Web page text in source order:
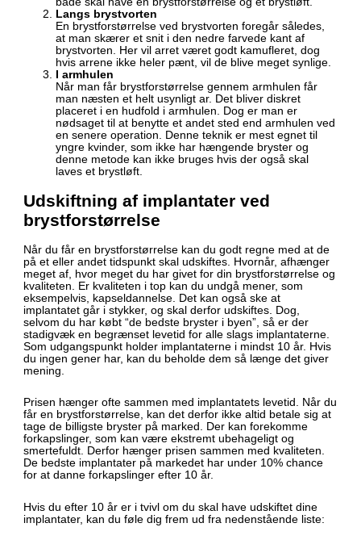
Langs brystvorten
En brystforstørrelse ved brystvorten foregår således,
at man skærer et snit i den nedre farvede kant af
brystvorten. Her vil arret været godt kamufleret, dog
hvis arrene ikke heler pænt, vil de blive meget synlige.
I armhulen
Når man får brystforstørrelse gennem armhulen får
man næsten et helt usynligt ar. Det bliver diskret
placeret i en hudfold i armhulen. Dog er man er
nødsaget til at benytte et andet sted end armhulen ved
en senere operation. Denne teknik er mest egnet til
yngre kvinder, som ikke har hængende bryster og
denne metode kan ikke bruges hvis der også skal
laves et brystløft.
Udskiftning af implantater ved
brystforstørrelse
Når du får en brystforstørrelse kan du godt regne med at de
på et eller andet tidspunkt skal udskiftes. Hvornår, afhænger
meget af, hvor meget du har givet for din brystforstørrelse og
kvaliteten. Er kvaliteten i top kan du undgå mener, som
eksempelvis, kapseldannelse. Det kan også ske at
implantatet går i stykker, og skal derfor udskiftes. Dog,
selvom du har købt “de bedste bryster i byen”, så er der
stadigvæk en begrænset levetid for alle slags implantaterne.
Som udgangspunkt holder implantaterne i mindst 10 år. Hvis
du ingen gener har, kan du beholde dem så længe det giver
mening.
Prisen hænger ofte sammen med implantatets levetid. Når du
får en brystforstørrelse, kan det derfor ikke altid betale sig at
tage de billigste bryster på marked. Der kan forekomme
forkapslinger, som kan være ekstremt ubehageligt og
smertefuldt. Derfor hænger prisen sammen med kvaliteten.
De bedste implantater på markedet har under 10% chance
for at danne forkapslinger efter 10 år.
Hvis du efter 10 år er i tvivl om du skal have udskiftet dine
implantater, kan du føle dig frem ud fra nedenstående liste: